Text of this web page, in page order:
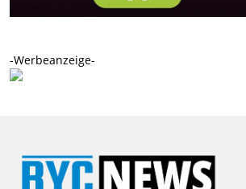
-Werbeanzeige-